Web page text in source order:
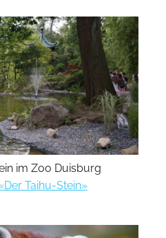
im Zoo Duisburg
Taihu-Stein»